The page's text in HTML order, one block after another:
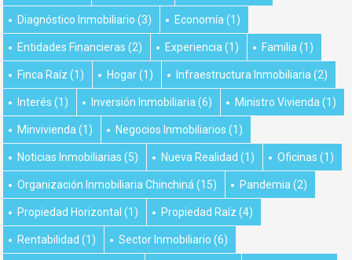
Diagnóstico Inmobiliario (3) Economía(1)
Entidades Financieras (2) Experiencia(1) Familia(1)
Finca Raíz (1) Hogar(1) Infraestructura Inmobiliaria(2)
Interés (1) Inversión Inmobiliaria(6) Ministro Vivienda(1)
Minvivienda(1) Negocios Inmobiliarios (1)
Noticias Inmobiliarias (5) Nueva Realidad (1) Oficinas (1)
Organización Inmobiliaria Chinchiná(15) Pandemia(2)
Propiedad Horizontal (1) Propiedad Raíz (4)
Rentabilidad (1) Sector Inmobiliario (6)